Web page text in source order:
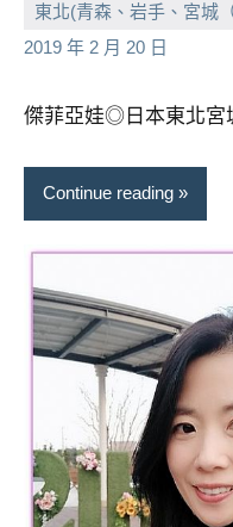
東北(青森、岩手、宮城
2019 年 2 月 20 日
小
芳
No
comments
傑菲亞娃◎日本東北宮
Continue reading